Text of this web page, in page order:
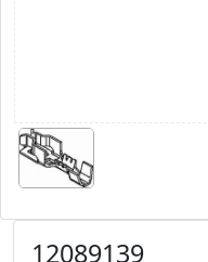
12089139